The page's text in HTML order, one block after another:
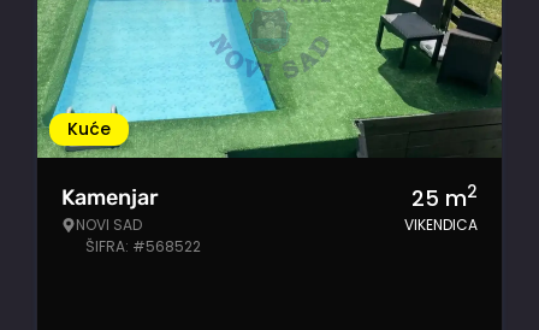
Kuće
Kamenjar
NOVI SAD
ŠIFRA: #568522
25 m2
VIKENDICA